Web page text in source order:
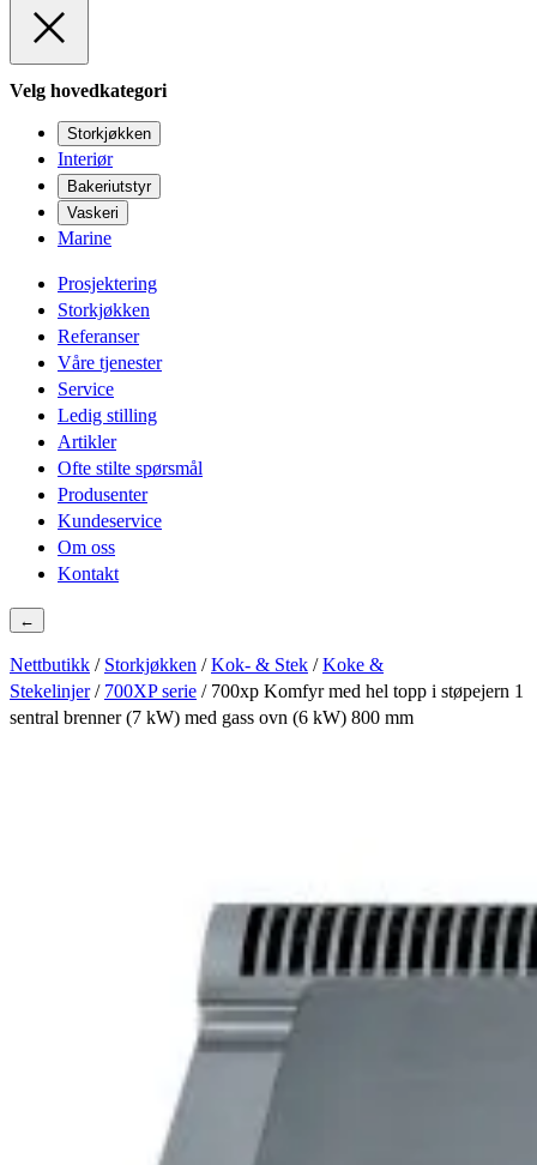
Velg hovedkategori
Storkjøkken
Interiør
Bakeriutstyr
Vaskeri
Marine
Prosjektering
Storkjøkken
Referanser
Våre tjenester
Service
Ledig stilling
Artikler
Ofte stilte spørsmål
Produsenter
Kundeservice
Om oss
Kontakt
←
Nettbutikk / Storkjøkken /Kok- & Stek /Koke &
Stekelinjer/ 700XP serie / 700xp Komfyr med hel topp i støpejern 1
sentral brenner (7 kW) med gass ovn (6 kW) 800 mm